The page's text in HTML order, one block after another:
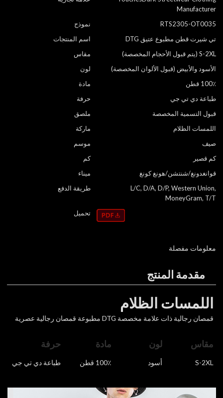
Manufacturer
نموذج
RTS2305-OT0035
اسم المنتجات
تي شيرت قطن مطبوع عتيق DTG
مقاس
S-2XL (يتم قبول الأحجام المخصصة)
لون
الأسود والأبيض (قبول الألوان المخصصة)
مادة
100٪ قطن
حرفة
طباعة دي تي جي
ملصق
قبول التسمية المخصصة
ماركة
اللمسات الظلام
موسم
صيف
كم
كم قصير
ميناء
قوانغدونغ/شنتشن/هونغ كونغ
طريقة الدفع
L/C, D/A, D/P, Western Union,
MoneyGram, T/T
تحميل
معلومات مفصلة
مقدمة المنتج
اللمسات الظلام
قمصان رجالية ذات علامة مخصصة DTG مطبوعة قمصان رجالية عصرية
مقاس
S-2XL
لون
أسود
مادة
100٪ قطن
حرفة
طباعة دي تي جي